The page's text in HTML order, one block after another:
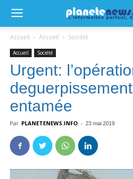
Accueil Accueil Société
Accueil Société
Urgent:
entamée
Par PLANETENEWS.INFO - 23 mai 2019